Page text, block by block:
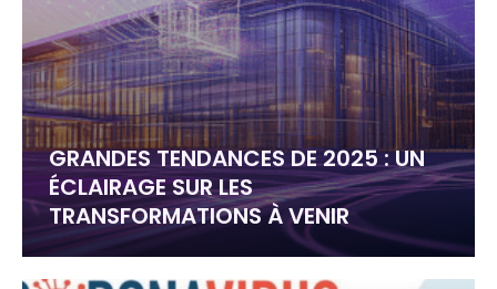
GRANDES TENDANCES DE 2025 : UN
ÉCLAIRAGE SUR LES
TRANSFORMATIONS À VENIR